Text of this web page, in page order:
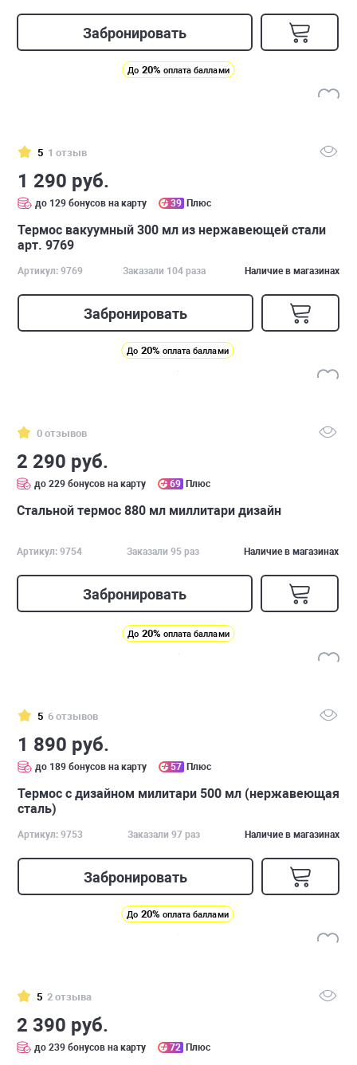
Забронировать
До 20% оплата баллами
5 1 отзыв
1 290 руб.
до 129 бонусов на карту 39 Плюс
Термос вакуумный 300 мл из нержавеющей стали
арт. 9769
Артикул: 9769 Заказали 104 раза Наличие в магазинах
Забронировать
До 20% оплата баллами
0 отзывов
2 290 руб.
до 229 бонусов на карту 69 Плюс
Стальной термос 880 мл миллитари дизайн
Артикул: 9754 Заказали 95 раз Наличие в магазинах
Забронировать
До 20% оплата баллами
5 6 отзывов
1 890 руб.
до 189 бонусов на карту 57 Плюс
Термос с дизайном милитари 500 мл (нержавеющая
сталь)
Артикул: 9753 Заказали 97 раз Наличие в магазинах
Забронировать
До 20% оплата баллами
5 2 отзыва
2 390 руб.
до 239 бонусов на карту 72 Плюс